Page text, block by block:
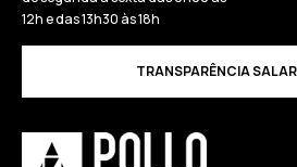
12h e das 13h30 às 18h
TRANSPARÊNCIA